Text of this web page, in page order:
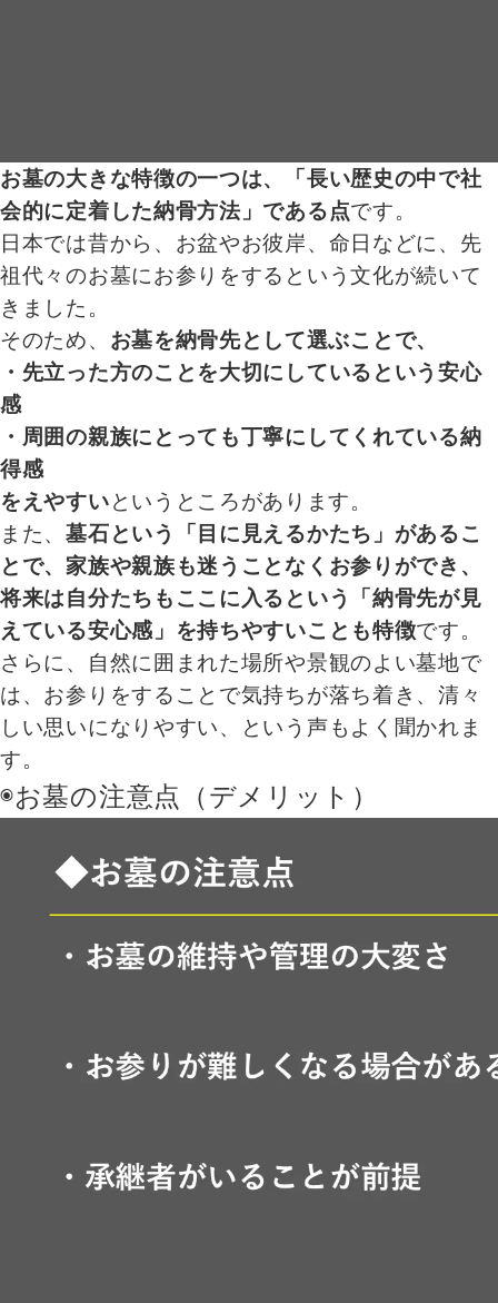
お墓の大きな特徴の一つは、「長い歴史の中で社
会的に定着した納骨方法」である点です。
日本では昔から、お盆やお彼岸、命日などに、先
祖代々のお墓にお参りをするという文化が続いて
きました。
そのため、 お墓を納骨先として選ぶことで、
・先立った方のことを大切にしているという安心
感
・周囲の親族にとっても丁寧にしてくれている納
得感
をえやすいというところがあります。
また、墓石という「目に見えるかたち」があるこ
とで、家族や親族も迷うことなくお参りができ、
将来は自分たちもここに入るという「納骨先が見
えている安心感」を持ちやすいことも特徴です。
さらに、自然に囲まれた場所や景観のよい墓地で
は、お参りをすることで気持ちが落ち着き、清々
しい思いになりやすい、という声もよく聞かれま
す。
◉お墓の注意点（デメリット）